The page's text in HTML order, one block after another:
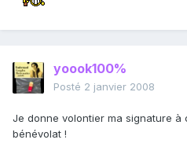
yoook100%
Posté 2 janvier 2008
Je donne volontier ma signature
bénévolat !